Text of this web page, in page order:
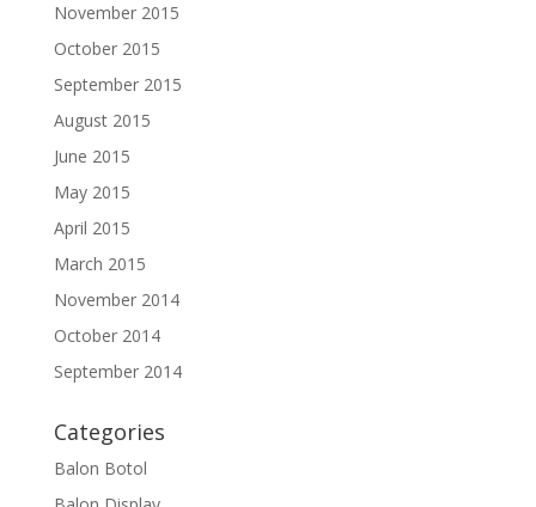
November 2015
October 2015
September 2015
August 2015
June 2015
May 2015
April 2015
March 2015
November 2014
October 2014
September 2014
Categories
Balon Botol